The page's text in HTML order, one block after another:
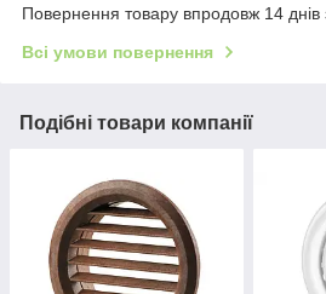
Повернення товару впродовж 14 днів
Всі умови повернення
Подібні товари компанії